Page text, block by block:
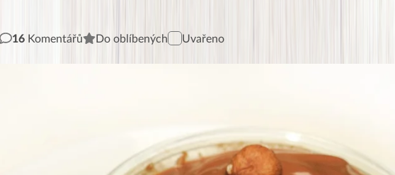
16 Komentářů Do oblíbených Uvařeno